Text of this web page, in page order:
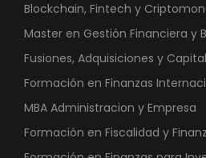
Blockchain, Fintech y
Master en Gestión Financiera y
Fusiones, Adquisiciones y
Formación en Finanzas
MBA Administracion y Empresa
Formación en Fiscalidad y